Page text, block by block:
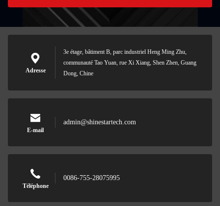
Adresse
3e étage, bâtiment B, parc industriel Heng Ming Zhu,
communauté Tao Yuan, rue Xi Xiang, Shen Zhen, Guang
Dong, Chine
E-mail
admin@shinestartech.com
Téléphone
0086-755-28075995